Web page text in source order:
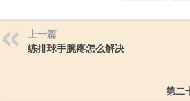
上一篇
练排球手腕疼怎么解决
第二